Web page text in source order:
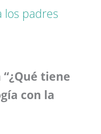
los padres
tiene
con la